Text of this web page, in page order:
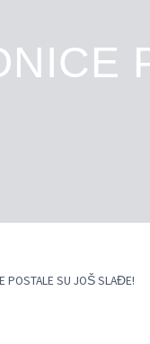
POSTALE SU JOŠ SLAĐE!